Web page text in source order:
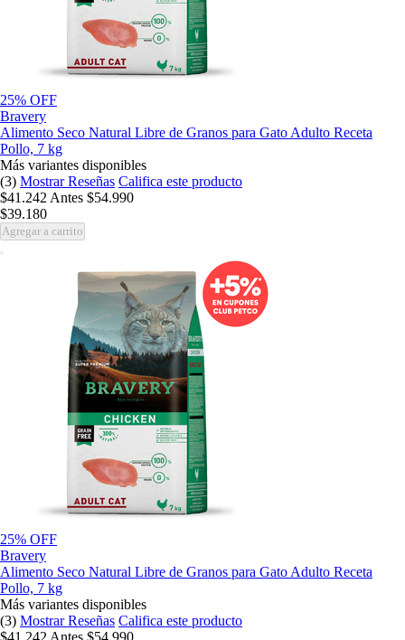
25% OFF
Bravery
Alimento Seco Natural Libre de Granos para Gato Adulto Receta
Pollo, 7 kg
Más variantes disponibles
(3) Mostrar Reseñas Califica este producto
$41.242 Antes $54.990
$39.180
Agregar a carrito
25% OFF
Bravery
Alimento Seco Natural Libre de Granos para Gato Adulto Receta
Pollo, 7 kg
Más variantes disponibles
(3) Mostrar Reseñas Califica este producto
$41.242 Antes $54.990